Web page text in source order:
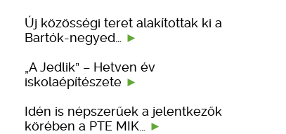
Új közösségi teret alakítottak ki a
Bartók-negyed…
„A Jedlik” – Hetven év
iskolaépítészete
Idén is népszerűek a jelentkezők
körében a PTE MIK…